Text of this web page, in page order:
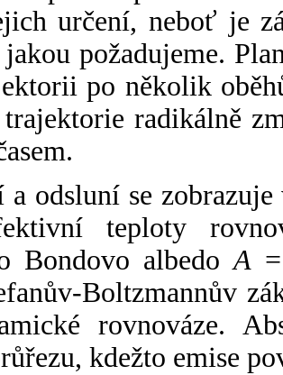
určení, neboť je
požadujeme.
po několik
radikálně
odsluní se
teploty
Bondovo albedoA
Boltzmannův
rovnováze.
kdežto emise